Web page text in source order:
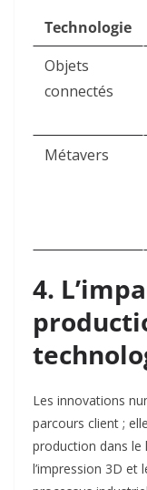
Technologie
Objets
connectés
Métavers
4.
Les innovations
parcours client ;
production dans le
l’impression 3D et